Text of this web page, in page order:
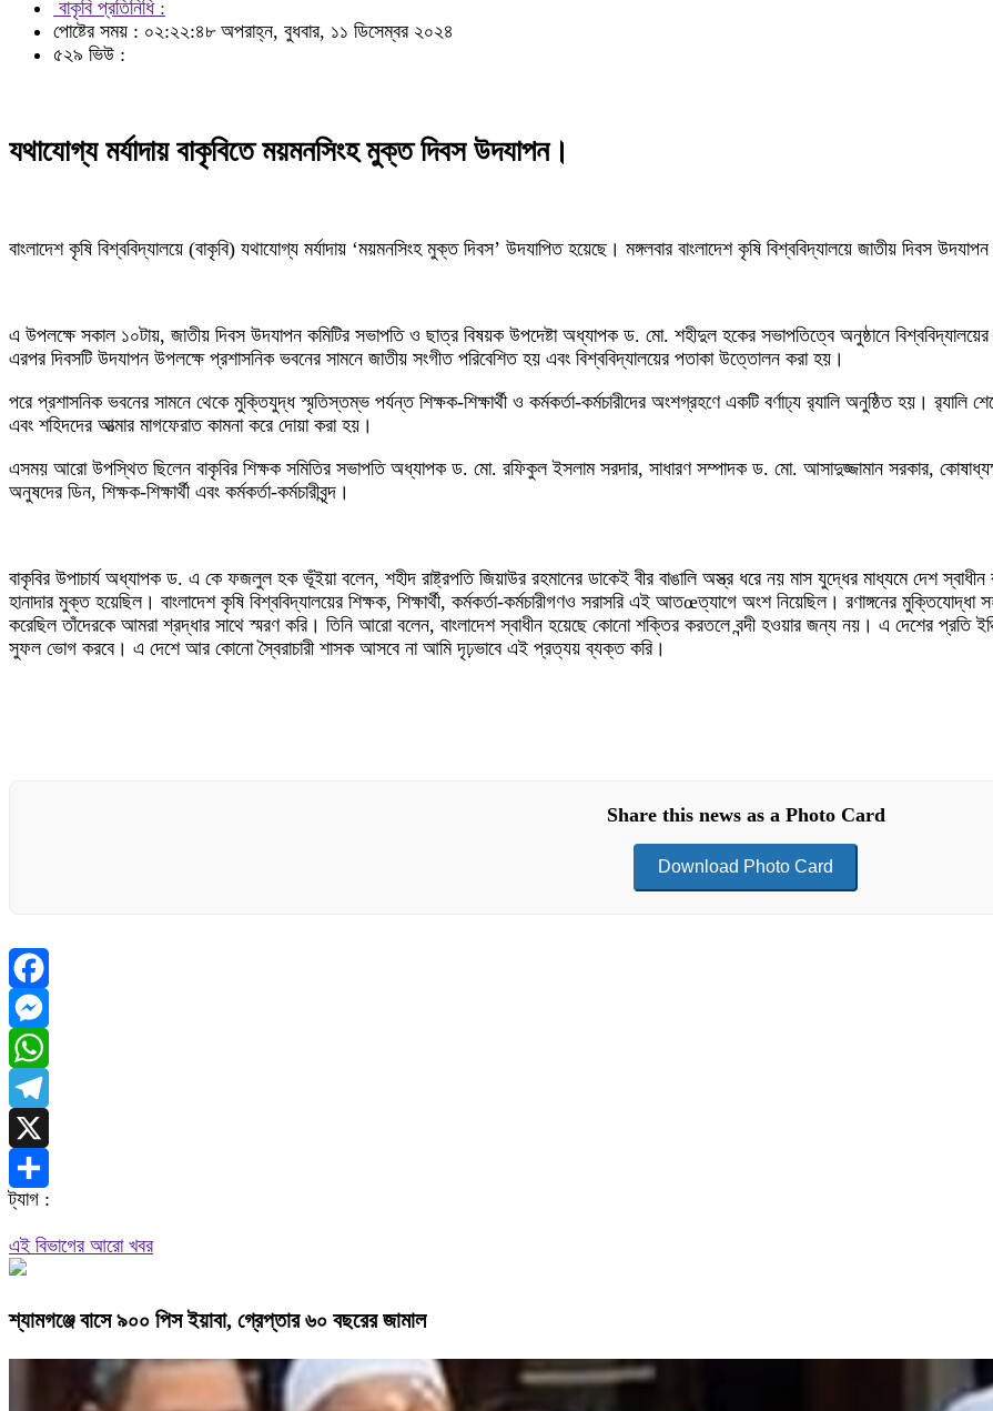
বাকৃবি প্রতিনিধি :
পোষ্টের সময় : ০২:২২:৪৮ অপরাহ্ন, বুধবার, ১১ ডিসেম্বর ২০২৪
৫২৯ ভিউ :
যথাযোগ্য মর্যাদায় বাকৃবিতে ময়মনসিংহ মুক্ত দিবস উদযাপন।
বাংলাদেশ কৃষি বিশ্ববিদ্যালয়ে (বাকৃবি) যথাযোগ্য মর্যাদায় ‘ময়মনসিংহ মুক্ত দিবস’ উদযাপিত হয়েছে। মঙ্গলবার বাংলাদেশ কৃষি বিশ্ববিদ্যালয়ে জাতীয় দিবস
এ উপলক্ষে সকাল ১০টায়, জাতীয় দিবস উদযাপন কমিটির সভাপতি ও ছাত্র বিষয়ক উপদেষ্টা অধ্যাপক ড. মো. শহীদুল হকের সভাপতিত্বে অনুষ্ঠানে
এরপর দিবসটি উদযাপন উপলক্ষে প্রশাসনিক ভবনের সামনে জাতীয় সংগীত পরিবেশিত হয় এবং বিশ্ববিদ্যালয়ের পতাকা উত্তোলন করা হয়।
পরে প্রশাসনিক ভবনের সামনে থেকে মুক্তিযুদ্ধ স্মৃতিস্তম্ভ পর্যন্ত শিক্ষক-শিক্ষার্থী ও কর্মকর্তা-কর্মচারীদের অংশগ্রহণে একটি বর্ণাঢ্য র‌্যালি অনুষ্ঠিত হয়।
এবং শহিদদের আত্মার মাগফেরাত কামনা করে দোয়া করা হয়।
এসময় আরো উপস্থিত ছিলেন বাকৃবির শিক্ষক সমিতির সভাপতি অধ্যাপক ড. মো. রফিকুল ইসলাম সরদার, সাধারণ সম্পাদক ড. মো. আসাদুজ্জামান সরকার,
অনুষদের ডিন, শিক্ষক-শিক্ষার্থী এবং কর্মকর্তা-কর্মচারীবৃন্দ।
বাকৃবির উপাচার্য অধ্যাপক ড. এ কে ফজলুল হক ভূঁইয়া বলেন, শহীদ রাষ্ট্রপতি জিয়াউর রহমানের ডাকেই বীর বাঙালি অস্ত্র ধরে নয় মাস যুদ্ধের মাধ্যমে দেশ
হানাদার মুক্ত হয়েছিল। বাংলাদেশ কৃষি বিশ্ববিদ্যালয়ের শিক্ষক, শিক্ষার্থী, কর্মকর্তা-কর্মচারীগণও সরাসরি এই আতœত্যাগে অংশ নিয়েছিল। রণাঙ্গনের
করেছিল তাঁদেরকে আমরা শ্রদ্ধার সাথে স্মরণ করি। তিনি আরো বলেন, বাংলাদেশ স্বাধীন হয়েছে কোনো শক্তির করতলে বন্দী হওয়ার জন্য নয়। এ দেশের প্রতি
সুফল ভোগ করবে। এ দেশে আর কোনো স্বৈরাচারী শাসক আসবে না আমি দৃঢ়ভাবে এই প্রত্যয় ব্যক্ত করি।
Share this news as a Photo Card
Download Photo Card
Facebook
Messenger
WhatsApp
Telegram
X
Share
ট্যাগ :
এই বিভাগের আরো খবর
শ্যামগঞ্জে বাসে ৯০০ পিস ইয়াবা, গ্রেপ্তার ৬০ বছরের জামাল